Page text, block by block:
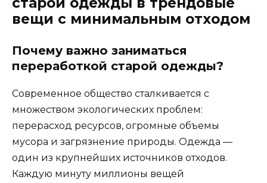
вещи с минимальным отходом
Почему важно заниматься
переработкой старой одежды?
Современное общество сталкивается с
множеством экологических проблем:
перерасход ресурсов, огромные объемы
мусора и загрязнение природы. Одежда —
один из крупнейших источников отходов.
Каждую минуту миллионы вещей